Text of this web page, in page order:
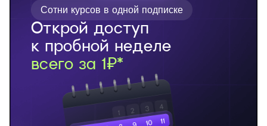
Открой доступ
к пробной неделе
всего за 1₽*
Сотни курсов в одной подписке